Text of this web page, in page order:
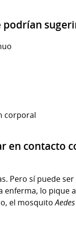
corporal
en contacto
Pero sí puede
enferma, lo pique
el mosquito